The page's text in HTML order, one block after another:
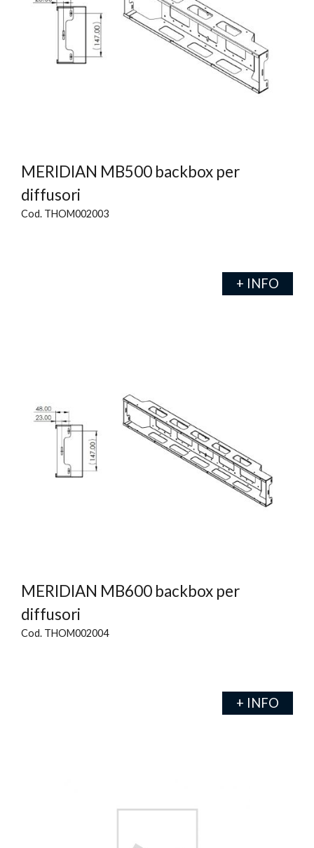
MERIDIAN MB500 backbox per
diffusori
Cod. THOM002003
+ INFO
MERIDIAN MB600 backbox per
diffusori
Cod. THOM002004
+ INFO